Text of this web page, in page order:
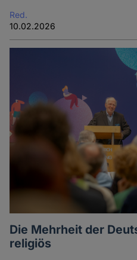
Red.
10.02.2026
Die Mehrheit der
religiös